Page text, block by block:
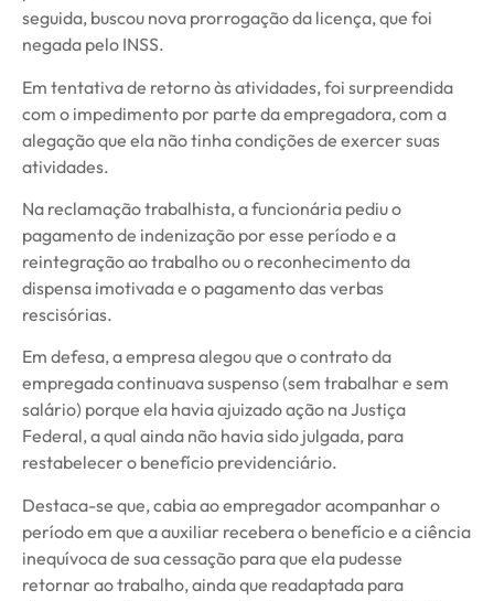
seguida, buscou nova prorrogação da licença, que foi
negada pelo INSS.
Em tentativa de retorno às atividades, foi surpreendida
com o impedimento por parte da empregadora, com a
alegação que ela não tinha condições de exercer suas
atividades.
Na reclamação trabalhista, a funcionária pediu o
pagamento de indenização por esse período e a
reintegração ao trabalho ou o reconhecimento da
dispensa imotivada e o pagamento das verbas
rescisórias.
Em defesa, a empresa alegou que o contrato da
empregada continuava suspenso (sem trabalhar e sem
salário) porque ela havia ajuizado ação na Justiça
Federal, a qual ainda não havia sido julgada, para
restabelecer o benefício previdenciário.
Destaca-se que, cabia ao empregador acompanhar o
período em que a auxiliar recebera o benefício e a ciência
inequívoca de sua cessação para que ela pudesse
retornar ao trabalho, ainda que readaptada para